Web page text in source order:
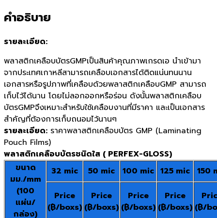
คำอธิบาย
รายละเอียด:
พลาสติกเคลือบบัตรGMPเป็นสินค้าคุณภาพเกรดเอ นำเข้ามา
จากประเทศเกาหลีสามารถเคลือบเอกสารได้ติดแน่นทนนาน
เอกสารหรือรูปภาพที่เคลือบด้วยพลาสติกเคลือบGMP สามารถ
เก็บไว้ได้นาน โดยไม่ลอกออกหรือร่อน ดังนั้นพลาสติกเคลือบ
บัตรGMPจึงเหมาะสำหรับใช้เคลือบงานที่มีราคา และเป็นเอกสาร
สำคัญที่ต้องการเก็บถนอมไว้นานๆ
รายละเอียด: ราคาพลาสติกเคลือบบัตร GMP (Laminating
Pouch Films)
พลาสติกเคลือบบัตรชนิดใส ( PERFEX-GLOSS)
ขนาด
มม./mm
(100
แผ่น/
กล่อง)
32 mic 50 mic 100 mic 125 mic 150
Price
(฿/boxs)
Price
(฿/boxs)
Price
(฿/boxs)
Price
(฿/boxs) (฿/